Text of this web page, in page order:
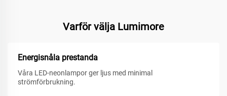
Varför välja Lumimore
Energisnåla prestanda
Våra LED-neonlampor ger ljus med minimal
strömförbrukning.